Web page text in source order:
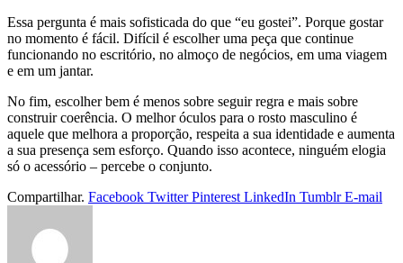
Essa pergunta é mais sofisticada do que “eu gostei”. Porque gostar
no momento é fácil. Difícil é escolher uma peça que continue
funcionando no escritório, no almoço de negócios, em uma viagem
e em um jantar.
No fim, escolher bem é menos sobre seguir regra e mais sobre
construir coerência. O melhor óculos para o rosto masculino é
aquele que melhora a proporção, respeita a sua identidade e aumenta
a sua presença sem esforço. Quando isso acontece, ninguém elogia
só o acessório – percebe o conjunto.
Compartilhar. Facebook Twitter Pinterest LinkedIn Tumblr E-mail